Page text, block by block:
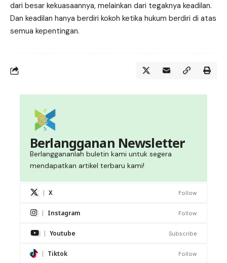
dari besar kekuasaannya, melainkan dari tegaknya keadilan.
Dan keadilan hanya berdiri kokoh ketika hukum berdiri di atas
semua kepentingan.
Berlangganan Newsletter
Berlanggananlah buletin kami untuk segera
mendapatkan artikel terbaru kami!
X Follow
Instagram Follow
Youtube Subscribe
Tiktok Follow